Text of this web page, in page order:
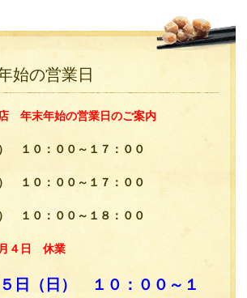
始の営業日
年末年始の営業日のご案内
１０：００～１７：００
１０：００～１７：００
１０：００～１８：００
月４日 休業
日（日） １０：００～１